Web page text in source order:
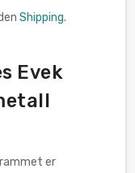
Shipping.
Evek
er